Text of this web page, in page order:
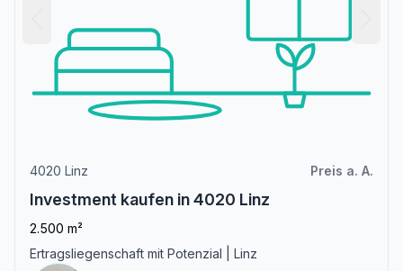
4020 Linz Preis a. A.
Investment kaufen in 4020 Linz
2.500 m²
Ertragsliegenschaft mit Potenzial | Linz